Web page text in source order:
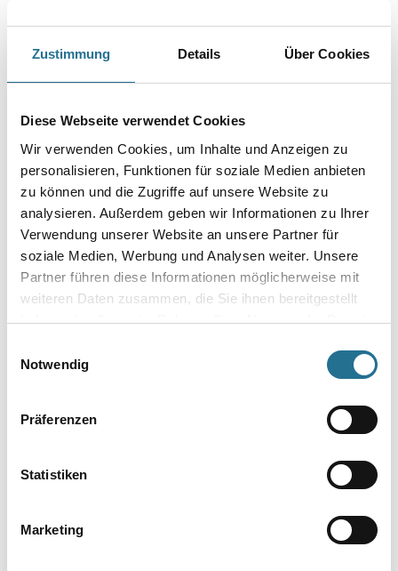
Zustimmung Details Über Cookies
Diese Webseite verwendet Cookies
Wir verwenden Cookies, um Inhalte und Anzeigen zu
personalisieren, Funktionen für soziale Medien anbieten
zu können und die Zugriffe auf unsere Website zu
analysieren. Außerdem geben wir Informationen zu Ihrer
Verwendung unserer Website an unsere Partner für
soziale Medien, Werbung und Analysen weiter. Unsere
Partner führen diese Informationen möglicherweise mit
weiteren Daten zusammen, die Sie ihnen bereitgestellt
haben oder die sie im Rahmen Ihrer Nutzung der Dienste
Notwendig
Präferenzen
Statistiken
Marketing
Farbtonbezeichnung
Glanzgrad
Gebinde
Umrechnungsfaktoren